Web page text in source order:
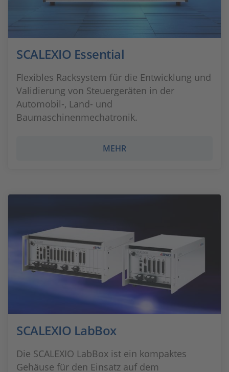
SCALEXIO Essential
Flexibles Racksystem für die Entwicklung und
Validierung von Steuergeräten in der
Automobil-, Land- und
Baumaschinenmechatronik.
MEHR
SCALEXIO LabBox
Die SCALEXIO LabBox ist ein kompaktes
Gehäuse für den Einsatz auf dem